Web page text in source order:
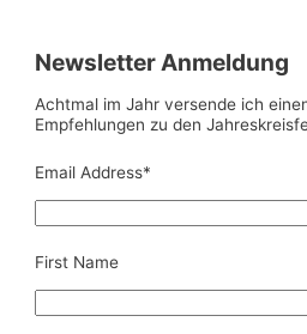
Newsletter Anmeldung
Achtmal im Jahr versende ich
Empfehlungen zu den
Email Address*
First Name